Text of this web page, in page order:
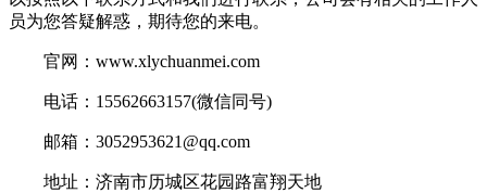
员为您答疑解惑，期待您的来电。
官网：www.xlychuanmei.com
电话：15562663157(微信同号)
邮箱：3052953621@qq.com
地址：济南市历城区花园路富翔天地